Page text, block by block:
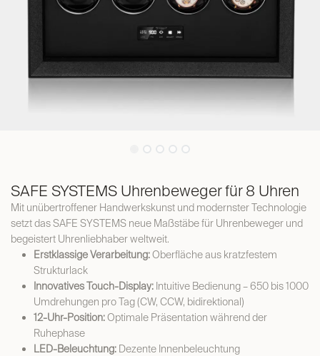
SAFE SYSTEMS Uhrenbeweger für 8 Uhren
Mit unübertroffener Handwerkskunst und modernster Technologie
setzt das SAFE SYSTEMS neue Maßstäbe für Uhrenbeweger und
begeistert Uhrenliebhaber weltweit.
Erstklassige Verarbeitung:Oberfläche aus kratzfestem
Strukturlack
Innovatives Touch-Display: Intuitive Bedienung – 650 bis 1000
Umdrehungen pro Tag (CW, CCW, bidirektional)
12-Uhr-Position:Optimale Präsentation während der
Ruhephase
LED-Beleuchtung: Dezente Innenbeleuchtung